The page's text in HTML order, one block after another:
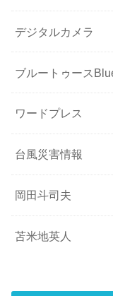
デジタルカメラ
ブルートゥース
ワードプレス
台風災害情報
岡田斗司夫
苫米地英人